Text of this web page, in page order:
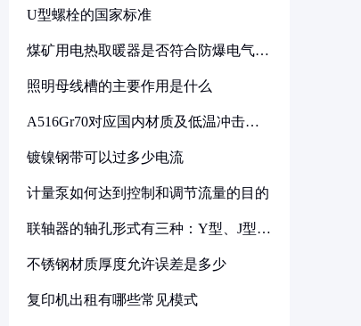
U型螺栓的国家标准
煤矿用电热取暖器是否符合防爆电气设
照明母线槽的主要作用是什么
A516Gr70对应国内材质及低温冲击要
镀镍钢带可以过多少电流
计量泵如何达到控制和调节流量的目的
联轴器的轴孔形式有三种：Y型、J型、
不锈钢材质厚度允许误差是多少
复印机出租有哪些常见模式